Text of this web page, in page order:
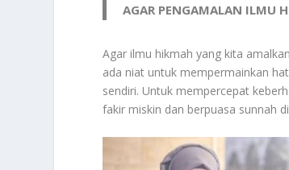
AGAR PENGAMALAN ILMU
Agar ilmu hikmah yang kita
ada niat untuk mempermainkan
sendiri. Untuk mempercepat
fakir miskin dan berpuasa sunnah